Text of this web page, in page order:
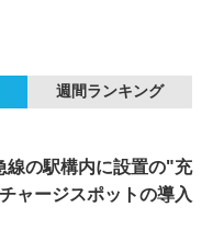
週間ランキング
線の駅構内に設置の"充
ャージスポットの導入